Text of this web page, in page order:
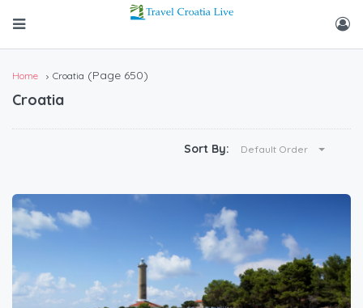
Home Croatia (Page 650)
Croatia
Sort By: Default Order